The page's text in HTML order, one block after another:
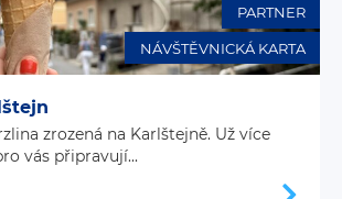
NÁVŠTĚVNICKÁ KARTA
PARTNER
zrozená na Karlštejně. Už více
vás připravují...